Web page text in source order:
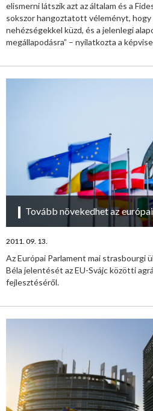
elismerni látszik azt az általam és a
sokszor hangoztatott véleményt, hogy
nehézségekkel küzd, és a jelenlegi
megállapodásra” – nyilatkozta a
Tovább növekedhet az
2011. 09. 13.
Az Európai Parlament mai strasbourgi
Béla jelentését az EU-Svájc közötti
fejlesztéséről.